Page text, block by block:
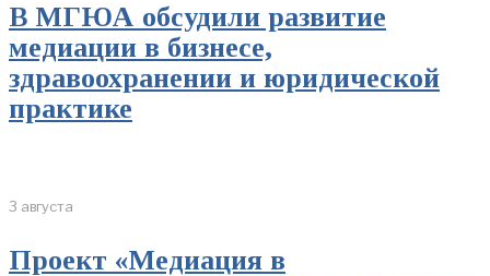
В МГЮА обсудили развитие
медиации в бизнесе,
здравоохранении и юридической
практике
3 августа
Проект «Медиация в